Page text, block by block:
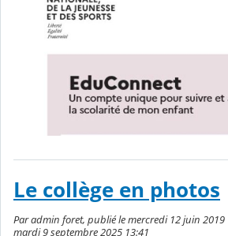
Le collège en photos
Par admin foret, publié le mercredi 12 juin 2019
mardi 9 septembre 2025 13:41